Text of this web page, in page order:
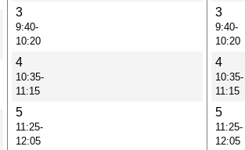
3
9:40-
10:20
4
10:35-
11:15
5
11:25-
12:05
3
9:40-
10:20
4
10:35-
11:15
5
11:25-
12:05